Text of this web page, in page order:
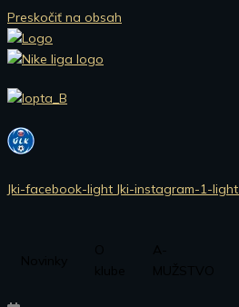
Preskočiť na obsah
Jki-facebook-light Jki-instagram-1-light